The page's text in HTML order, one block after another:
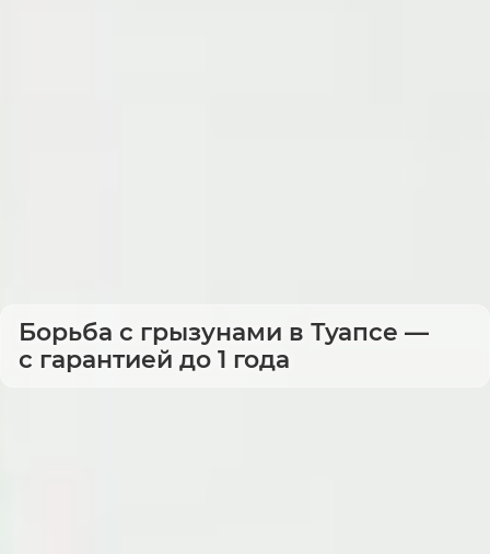
Борьба с грызунами в Туапсе —
с гарантией до 1 года